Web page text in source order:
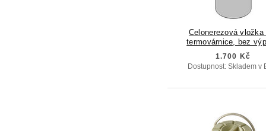
Celonerezová vložka
termovárnice, bez
1.700 Kč
Dostupnost: Skladem v